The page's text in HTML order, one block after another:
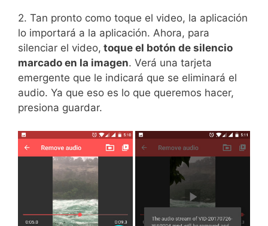
2. Tan pronto como toque el video, la aplicación
lo importará a la aplicación. Ahora, para
silenciar el video, toque el botón de silencio
marcado en la imagen. Verá una tarjeta
emergente que le indicará que se eliminará el
audio. Ya que eso es lo que queremos hacer,
presiona guardar.